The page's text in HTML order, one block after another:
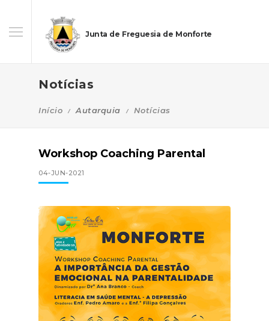
Junta de Freguesia de Monforte
Notícias
Início Autarquia Notícias
Workshop Coaching Parental
04-JUN-2021